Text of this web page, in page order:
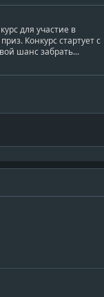
для участие в
Конкурс стартует с
шанс забрать...